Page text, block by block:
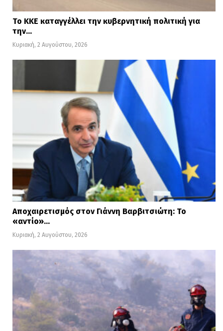
Το ΚΚΕ καταγγέλλει την κυβερνητική πολιτική για
την…
Κυριακή, 2 Αυγούστου, 2026
Αποχαιρετισμός στον Γιάννη Βαρβιτσιώτη: Το
«αντίο»…
Κυριακή, 2 Αυγούστου, 2026